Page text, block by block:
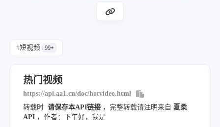
#短视频 99+
热门视频
https://api.aa1.cn/doc/hotvideo.html
转载时 请保存本API链接 ，完整转载请注明来自 夏柔
API ，作者：下午好，我是